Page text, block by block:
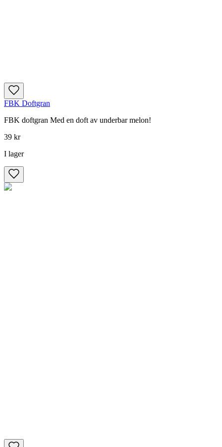
FBK Doftgran
FBK doftgran Med en doft av underbar melon!
39 kr
I lager